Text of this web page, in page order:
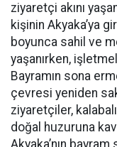
ziyaretçi akını
kişinin Akyaka’ya
boyunca sahil ve
yaşanırken,
Bayramın sona
çevresi yeniden
ziyaretçiler,
doğal huzuruna
Akyaka’nın bayram